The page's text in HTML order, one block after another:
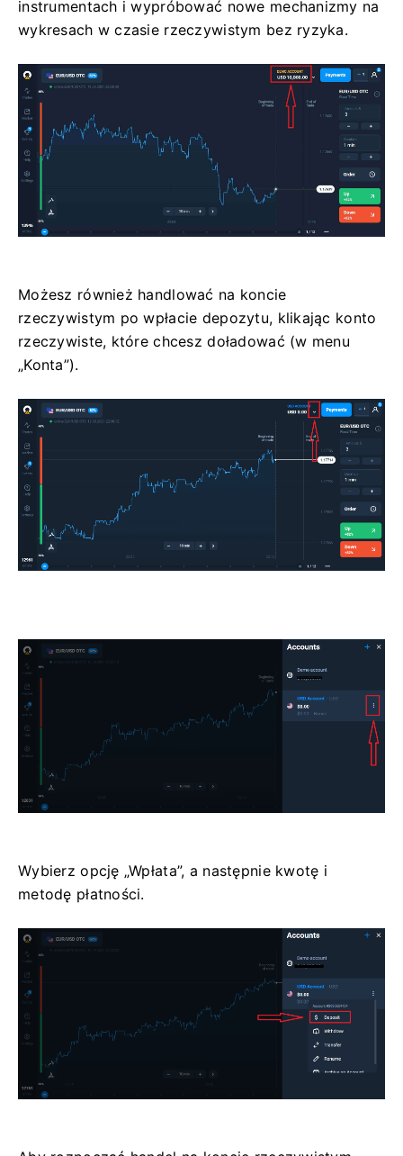
instrumentach i wypróbować nowe mechanizmy na
wykresach w czasie rzeczywistym bez ryzyka.
Możesz również handlować na koncie
rzeczywistym po wpłacie depozytu, klikając konto
rzeczywiste, które chcesz doładować (w menu
„Konta”).
Wybierz opcję „Wpłata”, a następnie kwotę i
metodę płatności.